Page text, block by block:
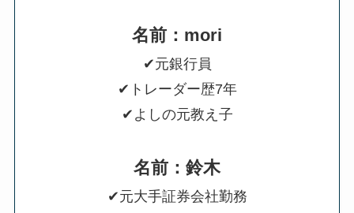
名前：mori
✔元銀行員
✔トレーダー歴7年
✔よしの元教え子
名前：鈴木
✔元大手証券会社勤務